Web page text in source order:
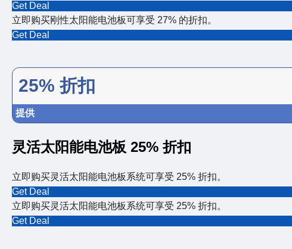
Get Deal
立即购买刚性太阳能电池板可享受 27% 的折扣。
Get Deal
25% 折扣
提供
灵活太阳能电池板 25% 折扣
立即购买灵活太阳能电池板系统可享受 25% 折扣。
Get Deal
立即购买灵活太阳能电池板系统可享受 25% 折扣。
Get Deal